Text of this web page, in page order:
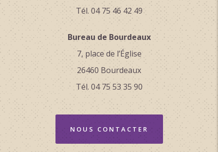
Tél. 04 75 46 42 49
Bureau de Bourdeaux
7, place de l’Église
26460 Bourdeaux
Tél. 04 75 53 35 90
NOUS CONTACTER